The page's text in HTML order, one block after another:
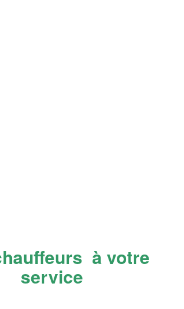
à votre
service